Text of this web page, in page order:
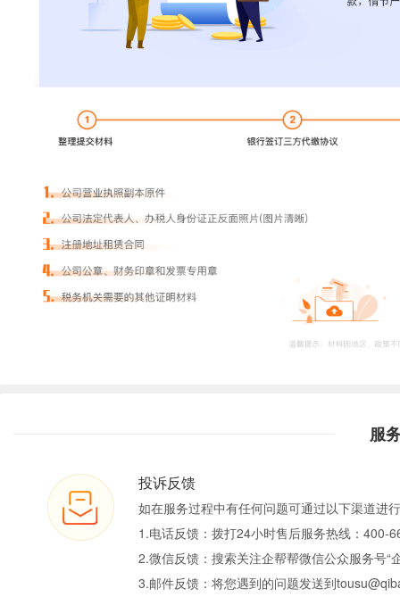
服
投诉反馈
如在服务过程中有任何问题可通过以下渠道进
1.电话反馈：拨打24小时售后服务热线：400-
2.微信反馈：搜索关注企帮帮微信公众服务号“
3.邮件反馈：将您遇到的问题发送到